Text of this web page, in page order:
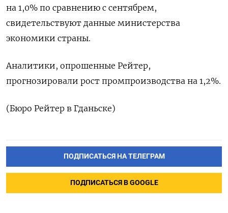
на 1,0%​​​ по сравнению с сентябрем,
свидетельствуют данные министерства
экономики страны.
Аналитики, опрошенные Рейтер,
прогнозировали рост промпроизводства на 1,2%​​.
(Бюро Рейтер в Гданьске)
ПОДПИСАТЬСЯ НА ТЕЛЕГРАМ
ПОДПИСАТЬСЯ В GOOGLE